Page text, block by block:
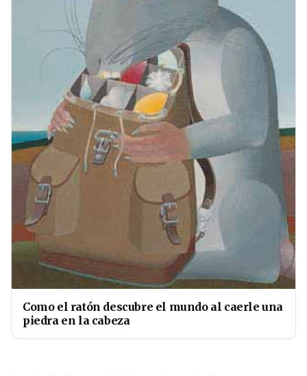
Como el ratón descubre el mundo al caerle una
piedra en la cabeza